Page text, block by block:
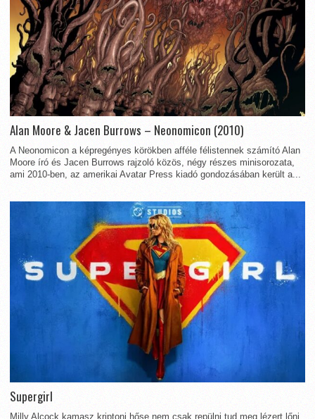
Alan Moore & Jacen Burrows – Neonomicon (2010)
A Neonomicon a képregényes körökben afféle félistennek számító Alan
Moore író és Jacen Burrows rajzoló közös, négy részes minisorozata,
ami 2010-ben, az amerikai Avatar Press kiadó gondozásában került a...
Supergirl
Milly Alcock kamasz kriptoni hőse nem csak repülni tud meg lézert lőni